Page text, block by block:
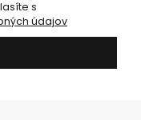
údajov